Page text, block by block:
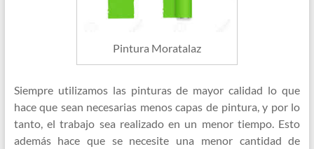
Pintura Moratalaz
Siempre utilizamos las pinturas de mayor calidad lo que
hace que sean necesarias menos capas de pintura, y por lo
tanto, el trabajo sea realizado en un menor tiempo. Esto
además hace que se necesite una menor cantidad de